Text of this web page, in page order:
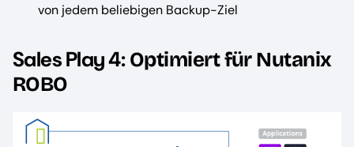
von jedem beliebigen Backup-Ziel
Sales Play 4:Optimiert für Nutanix
ROBO